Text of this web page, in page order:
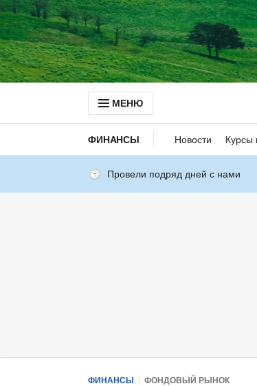
МЕНЮ
ФИНАНСЫ Новости Курсы
Провели подряд дней с нами
ФИНАНСЫ ФОНДОВЫЙ РЫНОК